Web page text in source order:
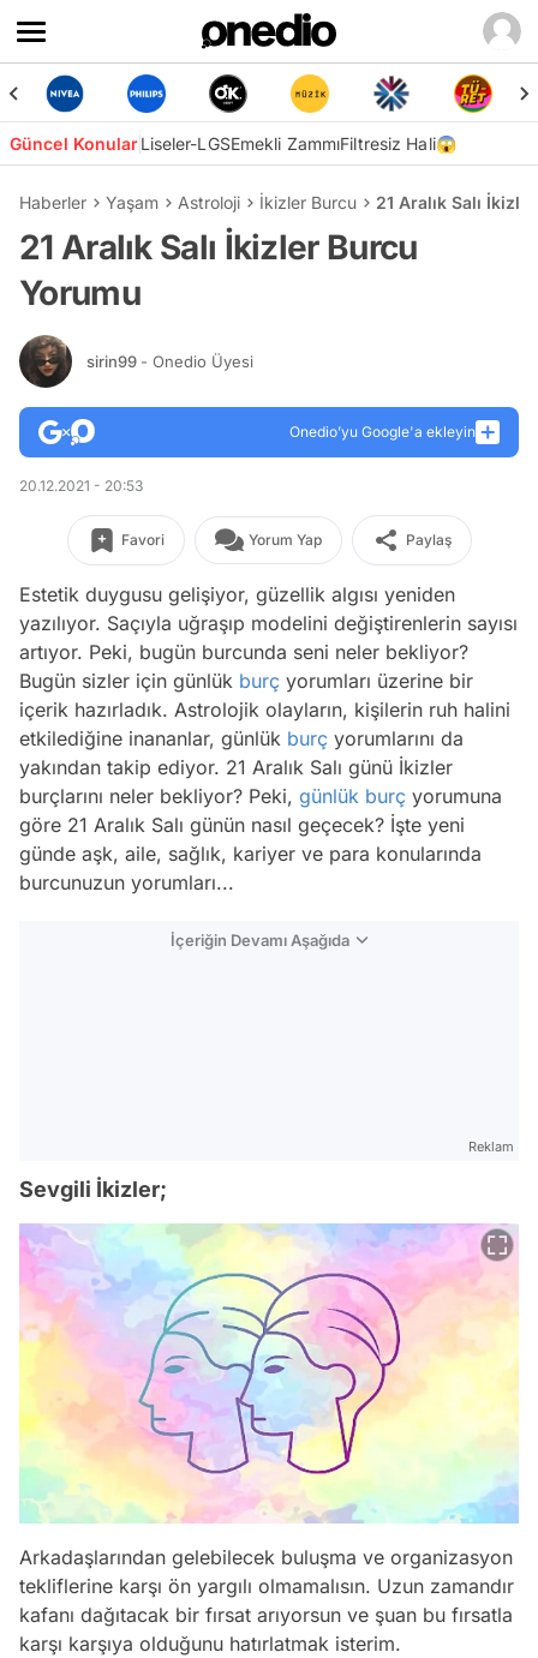
Güncel KonularLiseler-LGSEmekli ZammıFiltresiz Hali😱
Haberler Yaşam Astroloji İkizler Burcu 21 Aralık Salı
21 Aralık Salı İkizler Burcu
Yorumu
sirin99 - Onedio Üyesi
Onedio’yu Google'a ekleyin
20.12.2021 - 20:53
Favori Yorum Yap Paylaş
Estetik duygusu gelişiyor, güzellik algısı yeniden
yazılıyor. Saçıyla uğraşıp modelini değiştirenlerin sayısı
artıyor. Peki, bugün burcunda seni neler bekliyor?
Bugün sizler için günlük burç yorumları üzerine bir
içerik hazırladık. Astrolojik olayların, kişilerin ruh halini
etkilediğine inananlar, günlük burç yorumlarını da
yakından takip ediyor. 21 Aralık Salı günü İkizler
burçlarını neler bekliyor? Peki, günlük burç yorumuna
göre 21 Aralık Salı günün nasıl geçecek? İşte yeni
günde aşk, aile, sağlık, kariyer ve para konularında
burcunuzun yorumları...
İçeriğin Devamı Aşağıda
Reklam
Sevgili İkizler;
Arkadaşlarından gelebilecek buluşma ve organizasyon
tekliflerine karşı ön yargılı olmamalısın. Uzun zamandır
kafanı dağıtacak bir fırsat arıyorsun ve şuan bu fırsatla
karşı karşıya olduğunu hatırlatmak isterim.